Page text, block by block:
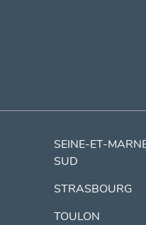
SEINE-ET-
SUD
STRASBOURG
TOULON